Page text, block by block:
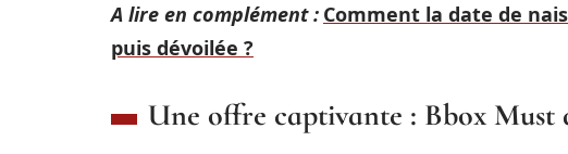
A lire en complément : Comment la date de
puis dévoilée ?
Une offre captivante : Bbox Must